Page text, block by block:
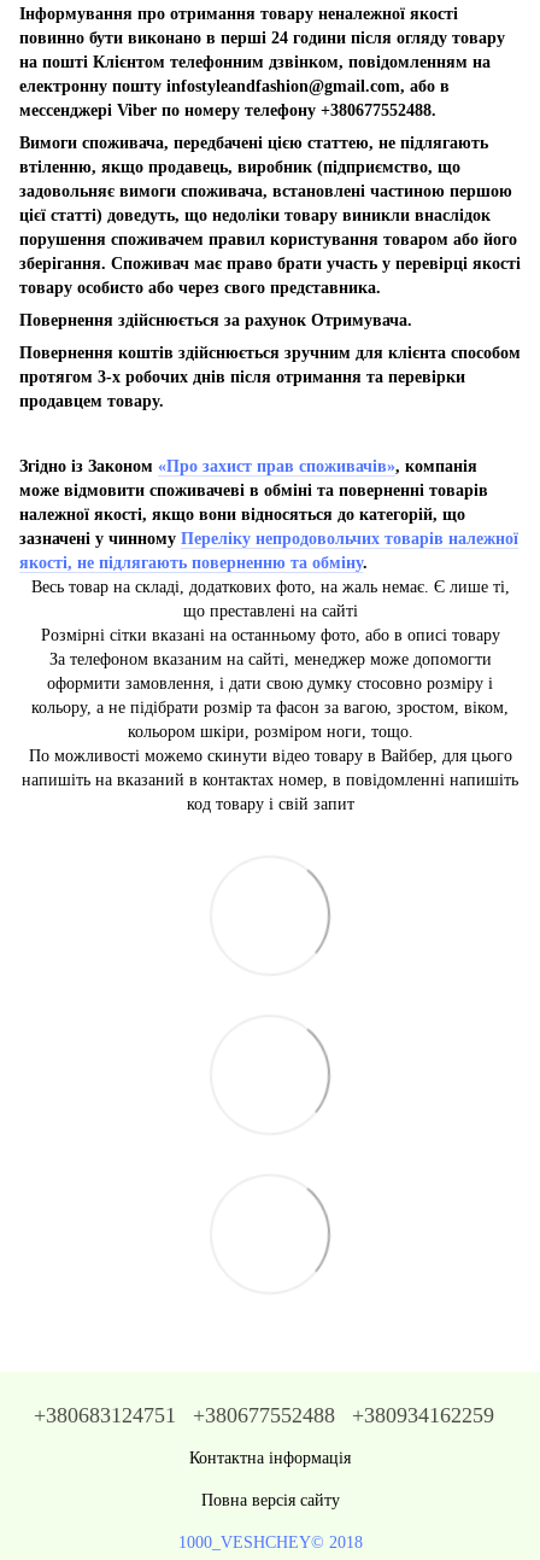
Інформування про отримання товару неналежної якості
повинно бути виконано в перші 24 години після огляду товару
на пошті Клієнтом телефонним дзвінком, повідомленням на
електронну пошту infostyleandfashion@gmail.com, або в
мессенджері Viber по номеру телефону +380677552488.
Вимоги споживача, передбачені цією статтею, не підлягають
втіленню, якщо продавець, виробник (підприємство, що
задовольняє вимоги споживача, встановлені частиною першою
цієї статті) доведуть, що недоліки товару виникли внаслідок
порушення споживачем правил користування товаром або його
зберігання. Споживач має право брати участь у перевірці якості
товару особисто або через свого представника.
Повернення здійснюється за рахунок Отримувача.
Повернення коштів здійснюється зручним для клієнта способом
протягом 3-х робочих днів після отримання та перевірки
продавцем товару.
Згідно із Законом «Про захист прав споживачів», компанія
може відмовити споживачеві в обміні та поверненні товарів
належної якості, якщо вони відносяться до категорій, що
зазначені у чинному Переліку непродовольчих товарів належної
якості, не підлягають поверненню та обміну.
Весь товар на складі, додаткових фото, на жаль немає. Є лише ті,
що преставлені на сайті
Розмірні сітки вказані на останньому фото, або в описі товару
За телефоном вказаним на сайті, менеджер може допомогти
оформити замовлення, і дати свою думку стосовно розміру і
кольору, а не підібрати розмір та фасон за вагою, зростом, віком,
кольором шкіри, розміром ноги, тощо.
По можливості можемо скинути відео товару в Вайбер, для цього
напишіть на вказаний в контактах номер, в повідомленні напишіть
код товару і свій запит
+380683124751 +380677552488 +380934162259
Контактна інформація
Повна версія сайту
1000_VESHCHEY© 2018